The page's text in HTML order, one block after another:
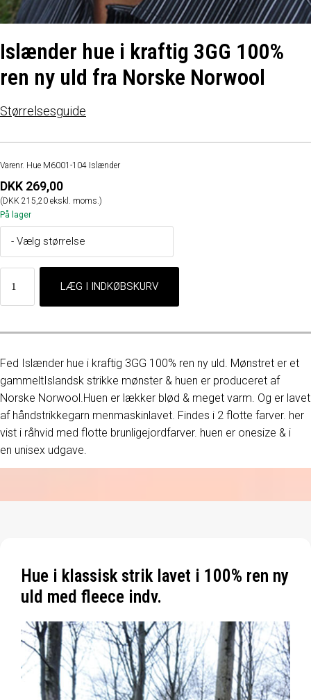
Islænder hue i kraftig 3GG 100%
ren ny uld fra Norske Norwool
Størrelsesguide
Varenr. Hue M6001-104 Islænder
DKK 269,00
(DKK 215,20 ekskl. moms.)
På lager
Fed Islænder hue i kraftig 3GG 100% ren ny uld. Mønstret er et
gammeltIslandsk strikke mønster & huen er produceret af
Norske Norwool.Huen er lækker blød & meget varm. Og er lavet
af håndstrikkegarn menmaskinlavet. Findes i 2 flotte farver. her
vist i råhvid med flotte brunligejordfarver. huen er onesize & i
en unisex udgave.
Hue i klassisk strik lavet i 100% ren ny
uld med fleece indv.